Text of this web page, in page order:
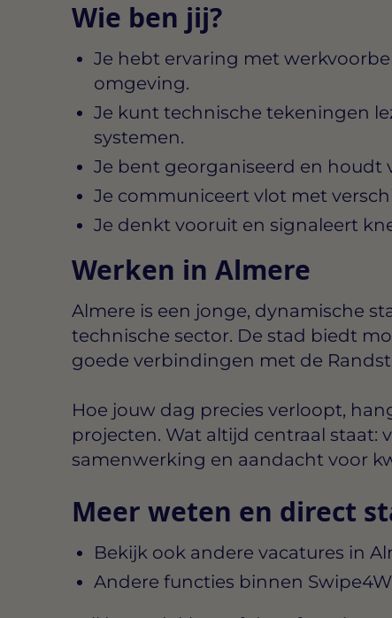
Wie ben jij?
Je hebt ervaring met
omgeving.
Je kunt technische tekeningen
systemen.
Je bent georganiseerd en houdt
Je communiceert vlot met
Je denkt vooruit en signaleert
Werken in Almere
Almere is een jonge, dynamische
technische sector. De stad biedt
goede verbindingen met de
Hoe jouw dag precies verloopt,
projecten. Wat altijd centraal staat:
samenwerking en aandacht voor
Meer weten en direct
Bekijk ook andere vacatures in
Andere functies binnen